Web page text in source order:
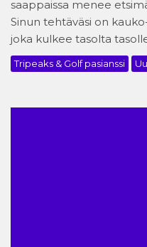
saappaissa menee
Sinun tehtäväsi on
joka kulkee tasolta
Tripeaks & Golf pasianssi